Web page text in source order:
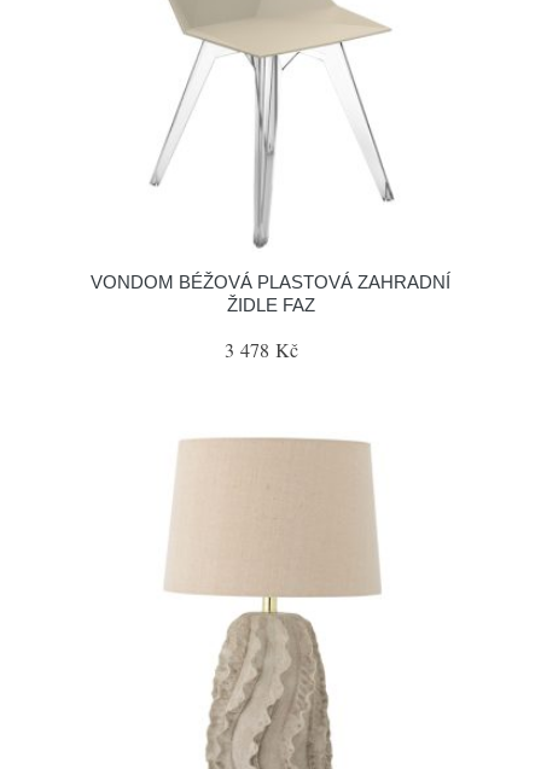
VONDOM BÉŽOVÁ PLASTOVÁ ZAHRADNÍ
ŽIDLE FAZ
3 478 Kč